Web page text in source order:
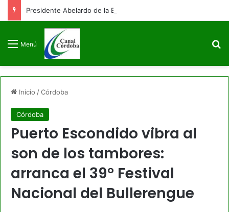
Menú
Inicio /Córdoba
Córdoba
Puerto Escondido vibra al
son de los tambores:
arranca el 39° Festival
Nacional del Bullerengue